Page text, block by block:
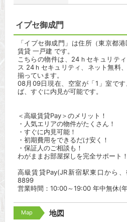
イプセ御成門
「イプセ御成門」は住所（東京都
賃貸 一戸建 です。
こちらの物件は、24ｈセキュリテ
ス 24ｈセキュリティ、ネット無料
揃っています。
08月09日現在、空室が「1」室で
ば、すぐに内見が可能です。
＜高級賃貸Pay＞のメリット！
・人気エリアの物件がたくさん！
・すぐに内見可能！
・初期費用をできるだけ安く！
・保証人のご相談も！
わがままお部屋探しを完全サポート
高級賃貸Pay(JR新宿駅東口から
8899
営業時間：10:00～19:00 年中無休(
Map 地図